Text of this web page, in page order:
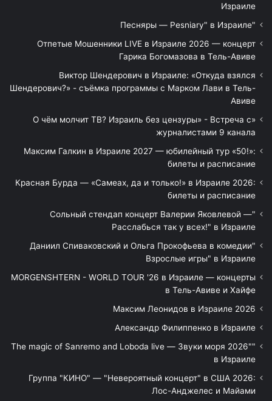
Израиле
"Песняры — Pesniary" в Израиле
Отпетые Мошенники LIVE в Израиле 2026 — концерт
Гарика Богомазова в Тель-Авиве
Виктор Шендерович в Израиле: «Откуда взялся
Шендерович?» - съёмка программы с Марком Лави в Тель-
Авиве
«О чём молчит ТВ? Израиль без цензуры» - Встреча с
журналистами 9 канала
Максим Галкин в Израиле 2027 — юбилейный тур «50!»:
билеты и расписание
Красная Бурда — «Самеах, да и только!» в Израиле 2026:
билеты и расписание
"Сольный стендап концерт Валерии Яковлевой —
Расслабься так у всех!" в Израиле
"Даниил Спиваковский и Ольга Прокофьева в комедии
Взрослые игры" в Израиле
MORGENSHTERN - WORLD TOUR '26 в Израиле — концерты
в Тель-Авиве и Хайфе
Максим Леонидов в Израиле 2026
Александр Филиппенко в Израиле
"The magic of Sanremo and Loboda live — Звуки моря 2026"
в Израиле
Группа "КИНО" — "Невероятный концерт" в США 2026:
Лос-Анджелес и Майами